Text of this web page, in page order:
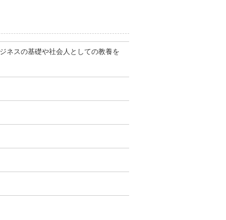
ネスの基礎や社会人としての教養を